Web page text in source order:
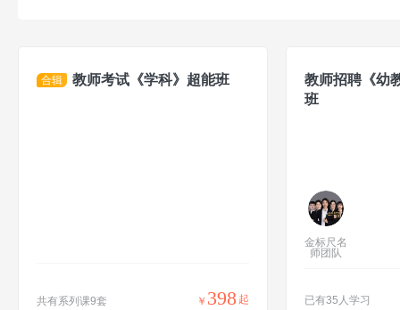
合辑 教师考试《学科》超能班
共有系列课9套 ￥ 398 起
教师招聘《幼
班
金标尺名
师团队
已有35人学习